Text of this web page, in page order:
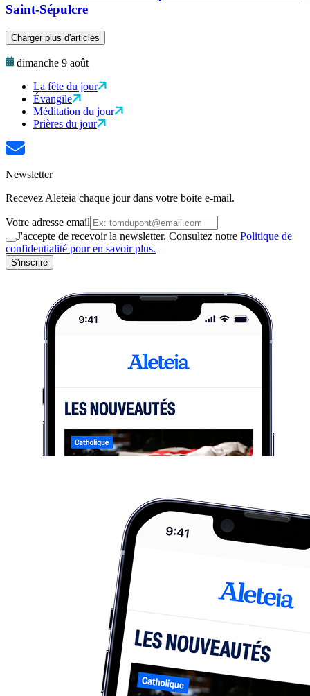
Saint-Sépulcre
Charger plus d'articles
dimanche 9 août
La fête du jour
Évangile
Méditation du jour
Prières du jour
Newsletter
Recevez Aleteia chaque jour dans votre boite e-mail.
Votre adresse email
J'accepte de recevoir la newsletter. Consultez notre Politique de
confidentialité pour en savoir plus.
S'inscrire